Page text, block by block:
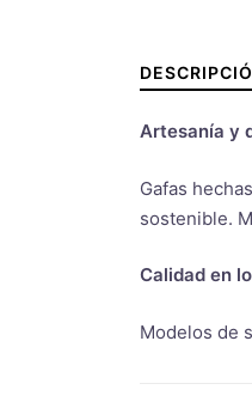
Artesanía y
Gafas
sostenible.
Calidad en
Modelos de